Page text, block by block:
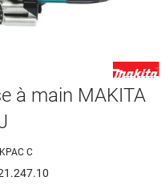
à main MAKITA
C